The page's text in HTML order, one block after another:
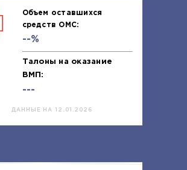
Объем оставшихся
средств ОМС:
--%
Талоны на оказание
ВМП:
---
ДАННЫЕ НА 12.01.2026